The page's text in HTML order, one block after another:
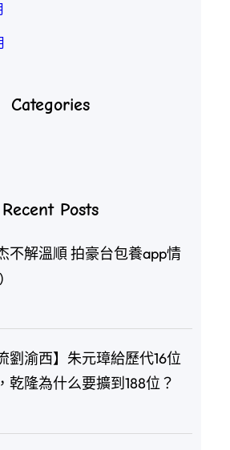
Categories
Recent Posts
不解溫順 拍豪台包養app情
劉渝西】朱元璋給歷代16位
乾隆為什么要擴到188位？